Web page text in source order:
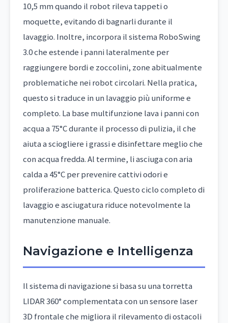
10,5 mm quando il robot rileva tappeti o
moquette, evitando di bagnarli durante il
lavaggio. Inoltre, incorpora il sistema RoboSwing
3.0 che estende i panni lateralmente per
raggiungere bordi e zoccolini, zone abitualmente
problematiche nei robot circolari. Nella pratica,
questo si traduce in un lavaggio più uniforme e
completo. La base multifunzione lava i panni con
acqua a 75°C durante il processo di pulizia, il che
aiuta a sciogliere i grassi e disinfettare meglio che
con acqua fredda. Al termine, li asciuga con aria
calda a 45°C per prevenire cattivi odori e
proliferazione batterica. Questo ciclo completo di
lavaggio e asciugatura riduce notevolmente la
manutenzione manuale.
Navigazione e Intelligenza
Il sistema di navigazione si basa su una torretta
LIDAR 360° complementata con un sensore laser
3D frontale che migliora il rilevamento di ostacoli